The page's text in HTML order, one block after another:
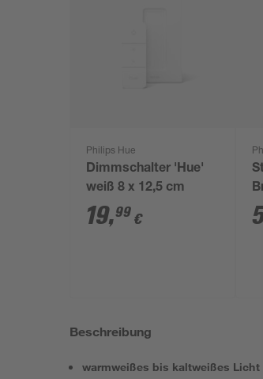
Philips Hue
Dimmschalter 'Hue'
weiß 8 x 12,5 cm
19,99 €
Beschreibung
warmweißes bis kaltweißes Licht